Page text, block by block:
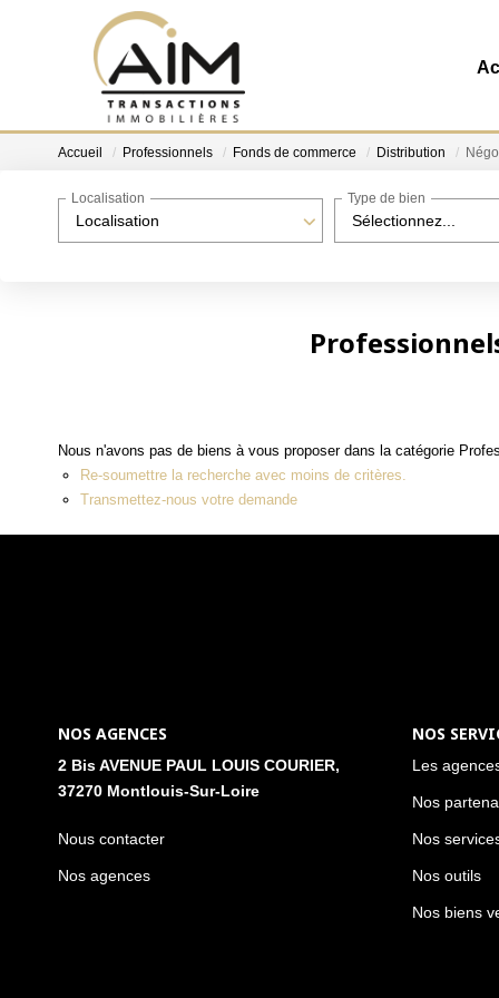
Accueil Professionnels Fonds de commerce Distribution
Localisation
Localisation
Sélectionnez...
Type de bien
Nous n'avons pas de biens à vous proposer dans la catégorie
Re-soumettre la recherche avec moins de critères.
Transmettez-nous votre demande
NOS AGENCES
2 Bis AVENUE PAUL LOUIS COURIER,
37270 Montlouis-Sur-Loire
Nous contacter
Nos agences
NOS
Les
Nos
Nos
Nos outils
Nos biens